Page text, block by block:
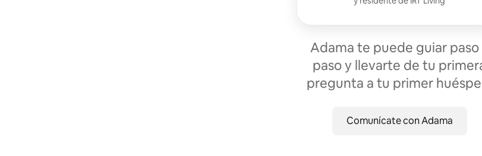
Adama te puede guiar paso
paso y llevarte de tu
pregunta a tu primer
Comunícate con Adama